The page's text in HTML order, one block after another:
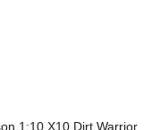
1:10 X10 Dirt Warrior